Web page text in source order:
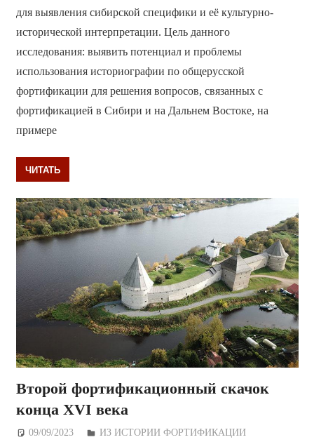
для выявления сибирской специфики и её культурно-
исторической интерпретации. Цель данного
исследования: выявить потенциал и проблемы
использования историографии по общерусской
фортификации для решения вопросов, связанных с
фортификацией в Сибири и на Дальнем Востоке, на
примере
ЧИТАТЬ
Второй фортификационный скачок
конца XVI века
09/09/2023 Дежурный по Редакции
ИЗ ИСТОРИИ ФОРТИФИКАЦИИ